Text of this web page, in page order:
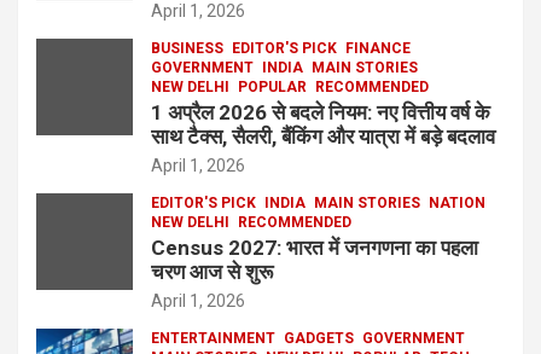
April 1, 2026
BUSINESS EDITOR'S PICK
FINANCE
GOVERNMENT
INDIA
MAIN STORIES
NEW DELHI
POPULAR RECOMMENDED
1 अप्रैल 2026 से बदले नियम: नए वित्तीय वर्ष के
साथ टैक्स, सैलरी, बैंकिंग और यात्रा में बड़े बदलाव
April 1, 2026
EDITOR'S PICK INDIA MAIN STORIES
NATION
NEW DELHI
RECOMMENDED
Census 2027: भारत में जनगणना का पहला
चरण आज से शुरू
April 1, 2026
ENTERTAINMENT GADGETS GOVERNMENT